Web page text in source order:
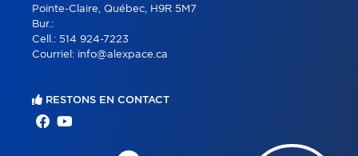
Pointe-Claire, Québec, H9R 5M7
Bur.:
Cell.: 514 924-7223
Courriel: info@alexpace.ca
RESTONS EN CONTACT